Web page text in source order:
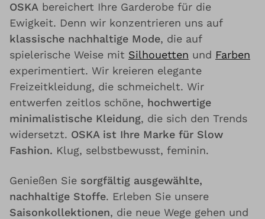
OSKA bereichert Ihre Garderobe für die
Ewigkeit. Denn wir konzentrieren uns auf
klassische nachhaltige Mode, die auf
spielerische Weise mit Silhouetten und Farben
experimentiert. Wir kreieren elegante
Freizeitkleidung, die schmeichelt. Wir
entwerfen zeitlos schöne, hochwertige
minimalistische Kleidung, die sich den Trends
widersetzt. OSKA ist Ihre Marke für Slow
Fashion. Klug, selbstbewusst, feminin.
Genießen Sie sorgfältig ausgewählte,
nachhaltige Stoffe. Erleben Sie unsere
Saisonkollektionen, die neue Wege gehen und